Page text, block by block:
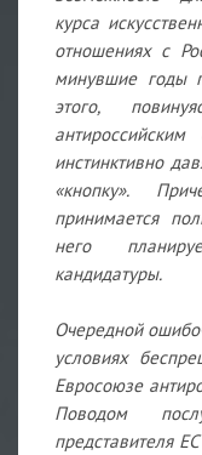
курса
отношениях с
минувшие годы
этого,
инстинктивно
«кнопку».
принимается
него
кандидатуры.
Очередной
условиях
Евросоюзе
Поводом
представителя